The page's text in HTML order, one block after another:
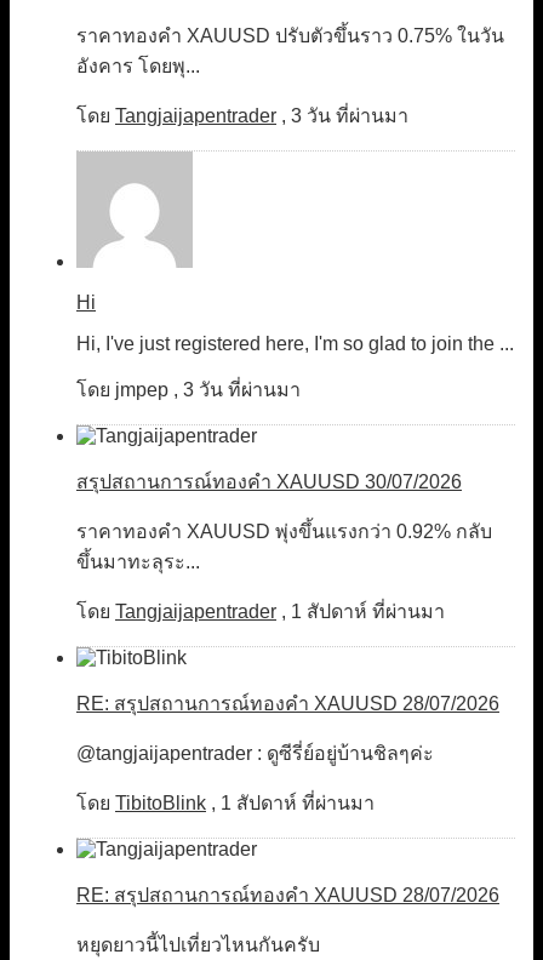
ราคาทองคำ XAUUSD ปรับตัวขึ้นราว 0.75% ในวัน
อังคาร โดยพุ...
โดย Tangjaijapentrader , 3 วัน ที่ผ่านมา
Hi
Hi, I've just registered here, I'm so glad to join the ...
โดย jmpep , 3 วัน ที่ผ่านมา
สรุปสถานการณ์ทองคำ XAUUSD 30/07/2026
ราคาทองคำ XAUUSD พุ่งขึ้นแรงกว่า 0.92% กลับ
ขึ้นมาทะลุระ...
โดย Tangjaijapentrader , 1 สัปดาห์ ที่ผ่านมา
RE: สรุปสถานการณ์ทองคำ XAUUSD 28/07/2026
@tangjaijapentrader : ดูซีรี่ย์อยู่บ้านชิลๆค่ะ
โดย TibitoBlink , 1 สัปดาห์ ที่ผ่านมา
RE: สรุปสถานการณ์ทองคำ XAUUSD 28/07/2026
หยุดยาวนี้ไปเที่ยวไหนกันครับ